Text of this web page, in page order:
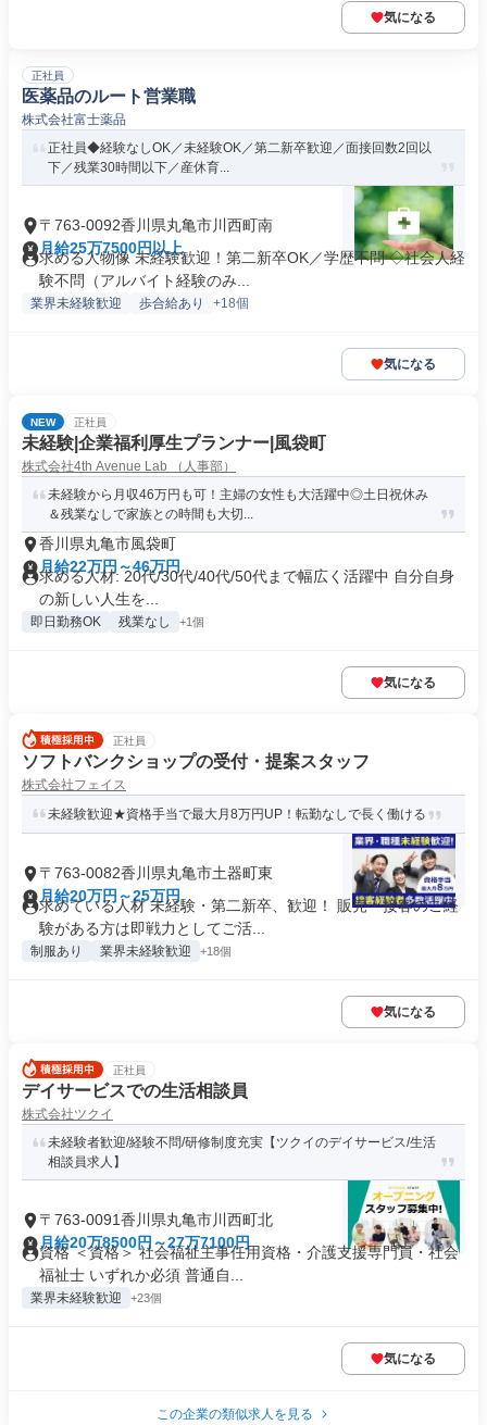
気になる
正社員
医薬品のルート営業職
株式会社富士薬品
正社員◆経験なしOK／未経験OK／第二新卒歓迎／面接回数2回以
下／残業30時間以下／産休育...
〒763-0092香川県丸亀市川西町南
月給25万7500円以上
求める人物像 未経験歓迎！第二新卒OK／学歴不問 ◇社会人経
験不問（アルバイト経験のみ...
業界未経験歓迎 歩合給あり +18個
気になる
NEW 正社員
未経験|企業福利厚生プランナー|風袋町
株式会社4th Avenue Lab （人事部）
未経験から月収46万円も可！主婦の女性も大活躍中◎土日祝休み
＆残業なしで家族との時間も大切...
香川県丸亀市風袋町
月給22万円～46万円
求める人材: 20代/30代/40代/50代まで幅広く活躍中 自分自身
の新しい人生を...
即日勤務OK 残業なし +1個
気になる
正社員
ソフトバンクショップの受付・提案スタッフ
株式会社フェイス
未経験歓迎★資格手当で最大月8万円UP！転勤なしで長く働ける
〒763-0082香川県丸亀市土器町東
月給20万円～25万円
求めている人材 未経験・第二新卒、歓迎！ 販売・接客のご経
験がある方は即戦力としてご活...
制服あり 業界未経験歓迎 +18個
気になる
正社員
デイサービスでの生活相談員
株式会社ツクイ
未経験者歓迎/経験不問/研修制度充実【ツクイのデイサービス/生活
相談員求人】
〒763-0091香川県丸亀市川西町北
月給20万8500円～27万7100円
資格 ＜資格＞ 社会福祉主事任用資格・介護支援専門員・社会
福祉士 いずれか必須 普通自...
業界未経験歓迎 +23個
気になる
この企業の類似求人を見る